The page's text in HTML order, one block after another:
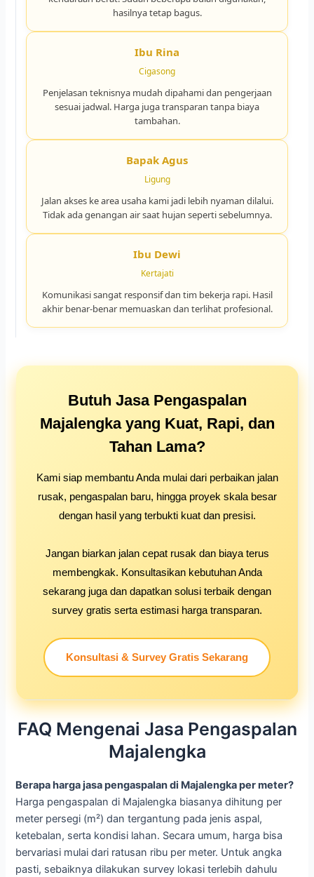
hasilnya tetap bagus.
Ibu Rina
Cigasong
Penjelasan teknisnya mudah dipahami dan pengerjaan
sesuai jadwal. Harga juga transparan tanpa biaya
tambahan.
Bapak Agus
Ligung
Jalan akses ke area usaha kami jadi lebih nyaman dilalui.
Tidak ada genangan air saat hujan seperti sebelumnya.
Ibu Dewi
Kertajati
Komunikasi sangat responsif dan tim bekerja rapi. Hasil
akhir benar-benar memuaskan dan terlihat profesional.
Butuh Jasa Pengaspalan
Majalengka yang Kuat, Rapi, dan
Tahan Lama?
Kami siap membantu Anda mulai dari perbaikan jalan
rusak, pengaspalan baru, hingga proyek skala besar
dengan hasil yang terbukti kuat dan presisi.
Jangan biarkan jalan cepat rusak dan biaya terus
membengkak. Konsultasikan kebutuhan Anda
sekarang juga dan dapatkan solusi terbaik dengan
survey gratis serta estimasi harga transparan.
Konsultasi & Survey Gratis Sekarang
FAQ Mengenai Jasa Pengaspalan
Majalengka
Berapa harga jasa pengaspalan di Majalengka per meter?
Harga pengaspalan di Majalengka biasanya dihitung per
meter persegi (m²) dan tergantung pada jenis aspal,
ketebalan, serta kondisi lahan. Secara umum, harga bisa
bervariasi mulai dari ratusan ribu per meter. Untuk angka
pasti, sebaiknya dilakukan survey lokasi terlebih dahulu